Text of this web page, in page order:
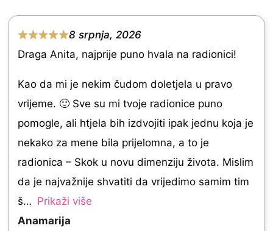
0
o
u
o
f
5
R
t
e
d
5
.
0
o
u
8 srpnja, 2026
Draga Anita, najprije puno hvala na radionici!
Kao da mi je nekim čudom doletjela u pravo
vrijeme. 🙂 Sve su mi tvoje radionice puno
pomogle, ali htjela bih izdvojiti ipak jednu koja je
nekako za mene bila prijelomna, a to je
radionica – Skok u novu dimenziju života. Mislim
da je najvažnije shvatiti da vrijedimo samim tim
š
Prikaži više
Anamarija